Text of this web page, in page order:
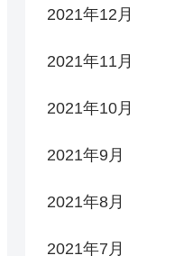
2021年12月
2021年11月
2021年10月
2021年9月
2021年8月
2021年7月